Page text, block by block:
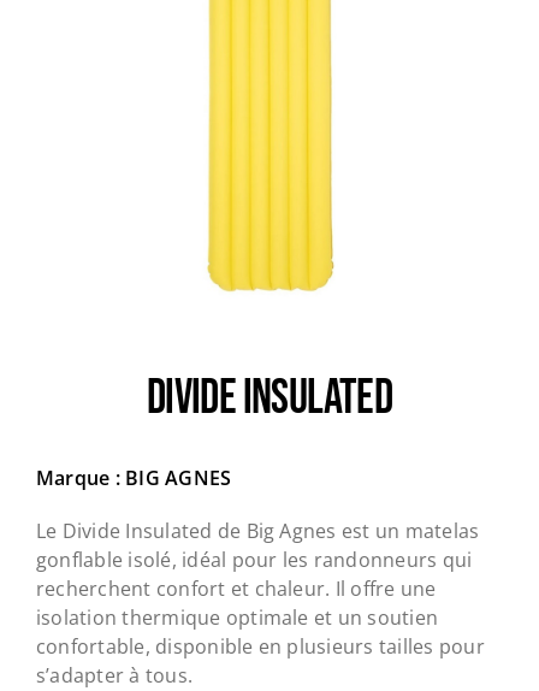
DIVIDE INSULATED
Marque : BIG AGNES
Le Divide Insulated de Big Agnes est un matelas
gonflable isolé, idéal pour les randonneurs qui
recherchent confort et chaleur. Il offre une
isolation thermique optimale et un soutien
confortable, disponible en plusieurs tailles pour
s’adapter à tous.